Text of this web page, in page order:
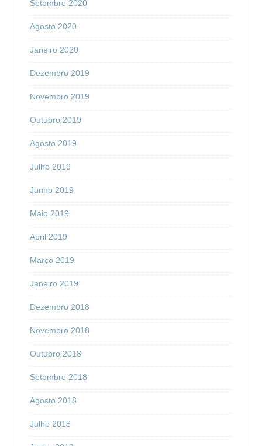
Setembro 2020
Agosto 2020
Janeiro 2020
Dezembro 2019
Novembro 2019
Outubro 2019
Agosto 2019
Julho 2019
Junho 2019
Maio 2019
Abril 2019
Março 2019
Janeiro 2019
Dezembro 2018
Novembro 2018
Outubro 2018
Setembro 2018
Agosto 2018
Julho 2018